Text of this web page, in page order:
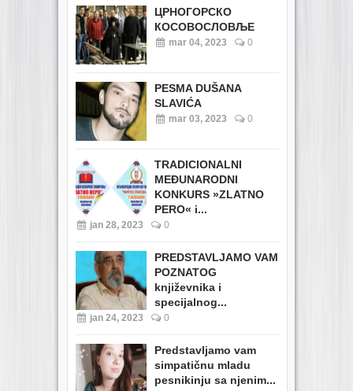
ЦРНОГОРСКО
КОСОВОСЛОВЉЕ
mar 04, 2023 0
PESMA DUŠANA
SLAVIĆA
mar 03, 2023 0
TRADICIONALNI
MEĐUNARODNI
KONKURS »ZLATNO
PERO« i...
jan 28, 2023 0
PREDSTAVLJAMO VAM
POZNATOG
književnika i
specijalnog...
jan 24, 2023 0
Predstavljamo vam
simpatičnu mladu
pesnikinju sa njenim...